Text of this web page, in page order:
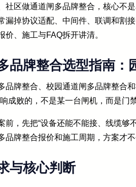
社区做通道闸多品牌整合，核心不
漏掉协议适配、中间件、联调和割
价、施工与FAQ拆开讲清。
品牌整合选型指南：
品牌整合、校园通道闸多品牌整合
成败的，不是某一台闸机，而是门
前，先把“设备还能不能接、线缆
品牌整合报价和施工周期，方案才不
与核心判断